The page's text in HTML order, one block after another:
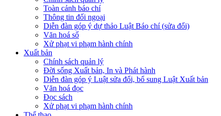
Toàn cảnh báo chí
Thông tin đối ngoại
Diễn đàn góp ý dự thảo Luật Báo chí (sửa đổi)
Văn hoá số
Xử phạt vi phạm hành chính
Xuất bản
Chính sách quản lý
Đời sống Xuất bản, In và Phát hành
Diễn đàn góp ý Luật sửa đổi, bổ sung Luật Xuất bản
Văn hoá đọc
Đọc sách
Xử phạt vi phạm hành chính